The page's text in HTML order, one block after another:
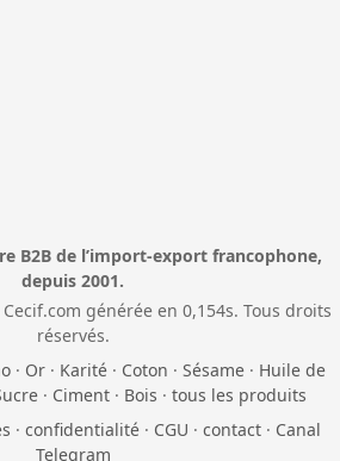
B2B de l’import-export francophone,
depuis 2001.
générée en 0,154s. Tous droits
réservés.
· Or · Karité · Coton · Sésame · Huile de
· Ciment· Bois · tous les produits
· confidentialité · CGU · contact · Canal
Telegram